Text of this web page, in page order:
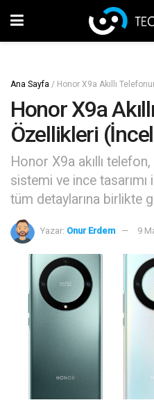
Ana Sayfa / Honor X9a Akıllı
Honor X9a
Özellikleri
Honor X9a akıllı
sistemi ve ince
tüm detaylarına birlikte
Yazar: Onur Erdem 9